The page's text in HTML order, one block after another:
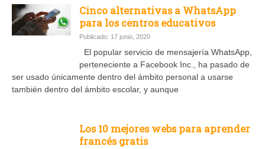
Cinco alternativas a WhatsApp
para los centros educativos
Publicado: 17 junio, 2020
El popular servicio de mensajería WhatsApp,
perteneciente a Facebook Inc., ha pasado de
ser usado únicamente dentro del ámbito personal a usarse
también dentro del ámbito escolar, y aunque
Los 10 mejores webs para aprender
francés gratis